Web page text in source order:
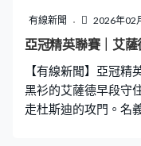
有線新聞 2026年02
亞冠精英聯賽｜艾
【有線新聞】亞冠精
黑衫的艾薩德早段守
走杜斯迪的攻門。名